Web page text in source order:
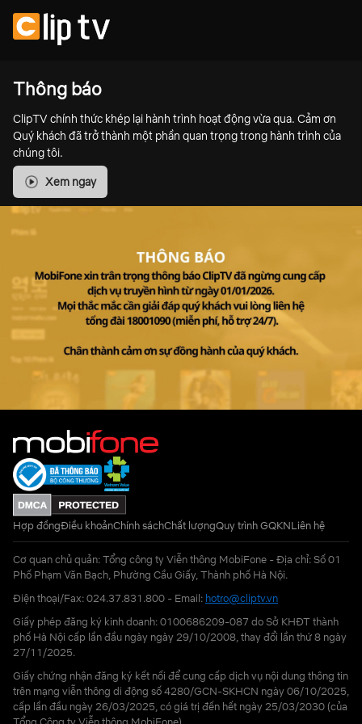
Thông báo
ClipTV chính thức khép lại hành trình hoạt động vừa qua. Cảm ơn
Quý khách đã trở thành một phần quan trọng trong hành trình của
chúng tôi.
Xem ngay
Hợp đồngĐiều khoảnChính sáchChất lượngQuy trình GQKNLiên hệ
Cơ quan chủ quản: Tổng công ty Viễn thông MobiFone - Địa chỉ: Số 01
Phố Phạm Văn Bạch, Phường Cầu Giấy, Thành phố Hà Nội.
Điện thoại/Fax: 024.37.831.800 - Email: hotro@cliptv.vn
Giấy phép đăng ký kinh doanh: 0100686209-087 do Sở KHĐT thành
phố Hà Nội cấp lần đầu ngày ngày 29/10/2008, thay đổi lần thứ 8 ngày
27/11/2025.
Giấy chứng nhận đăng ký kết nối để cung cấp dịch vụ nội dung thông tin
trên mạng viễn thông di động số 4280/GCN-SKHCN ngày 06/10/2025,
cấp lần đầu ngày 26/03/2025, có giá trị đến hết ngày 25/03/2030 (của